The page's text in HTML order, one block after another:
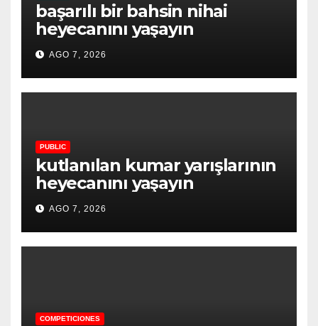
başarılı bir bahsin nihai
heyecanını yaşayın
AGO 7, 2026
PUBLIC
kutlanılan kumar yarışlarının
heyecanını yaşayın
AGO 7, 2026
COMPETICIONES